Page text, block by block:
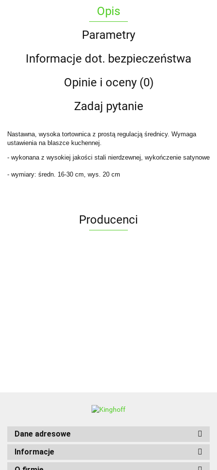
Opis
Parametry
Informacje dot. bezpieczeństwa
Opinie i oceny (0)
Zadaj pytanie
Nastawna, wysoka tortownica z prostą regulacją średnicy. Wymaga
ustawienia na blaszce kuchennej.
- wykonana z wysokiej jakości stali nierdzewnej, wykończenie satynowe
- wymiary: średn. 16-30 cm, wys. 20 cm
Producenci
Dane adresowe
Informacje